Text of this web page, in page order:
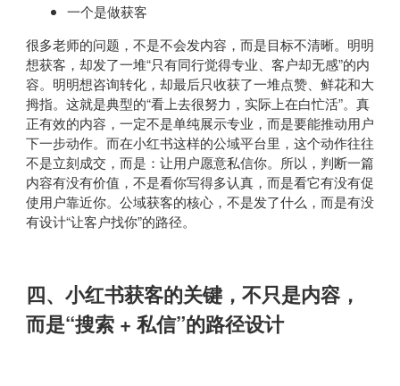
一个是做获客
很多老师的问题，不是不会发内容，而是目标不清晰。明明
想获客，却发了一堆“只有同行觉得专业、客户却无感”的内
容。明明想咨询转化，却最后只收获了一堆点赞、鲜花和大
拇指。这就是典型的“看上去很努力，实际上在白忙活”。真
正有效的内容，一定不是单纯展示专业，而是要能推动用户
下一步动作。而在小红书这样的公域平台里，这个动作往往
不是立刻成交，而是：让用户愿意私信你。所以，判断一篇
内容有没有价值，不是看你写得多认真，而是看它有没有促
使用户靠近你。公域获客的核心，不是发了什么，而是有没
有设计“让客户找你”的路径。
四、小红书获客的关键，不只是内容，
而是“搜索 + 私信”的路径设计